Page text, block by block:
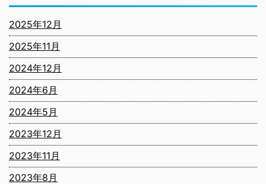
2025年12月
2025年11月
2024年12月
2024年6月
2024年5月
2023年12月
2023年11月
2023年8月